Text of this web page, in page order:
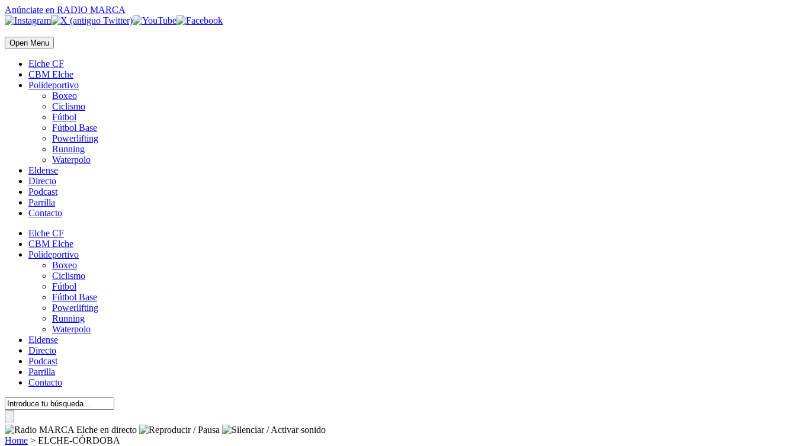
Anúnciate en RADIO MARCA
Open Menu
Elche CF
CBM Elche
Polideportivo
Boxeo
Ciclismo
Fútbol
Fútbol Base
Powerlifting
Running
Waterpolo
Eldense
Directo
Podcast
Parrilla
Contacto
Elche CF
CBM Elche
Polideportivo
Boxeo
Ciclismo
Fútbol
Fútbol Base
Powerlifting
Running
Waterpolo
Eldense
Directo
Podcast
Parrilla
Contacto
Home > ELCHE-CÓRDOBA